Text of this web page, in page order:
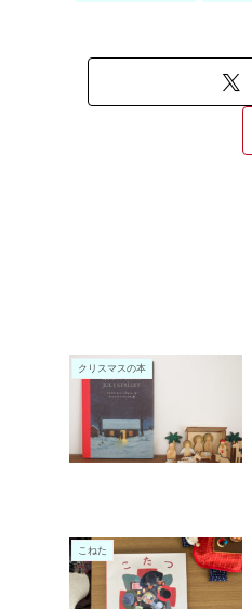
クリスマスの本
こねた